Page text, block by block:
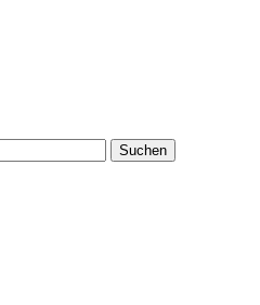
Suchen